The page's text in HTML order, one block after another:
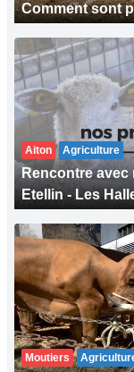
Comment sont
Aiton Agriculture
Rencontre avec
Etellin - Les
Moutiers